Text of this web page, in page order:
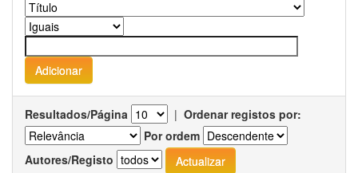
Resultados/Página | Ordenar registos por:
Por ordem
Autores/Registo